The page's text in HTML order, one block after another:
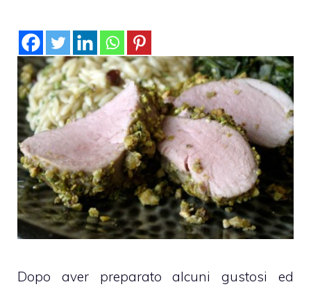
Dopo aver preparato alcuni gustosi ed